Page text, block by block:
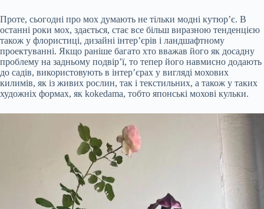
Проте, сьогодні про мох думають не тільки модні кутюр’є. В
останні роки мох, здається, стає все більш виразною тенденцією
також у флористиці, дизайні інтер’єрів і ландшафтному
проектуванні. Якщо раніше багато хто вважав його як досадну
проблему на задньому подвір’ї, то тепер його навмисно додають
до садів, використовують в інтер’єрах у вигляді мохових
килимів, як із живих рослин, так і текстильних, а також у таких
художніх формах, як kokedama, тобто японські мохові кульки.